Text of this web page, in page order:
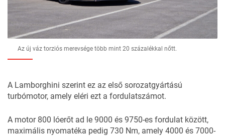
Az új váz torziós merevsége több mint 20 százalékkal nőtt.
A Lamborghini szerint ez az első sorozatgyártású
turbómotor, amely eléri ezt a fordulatszámot.
A motor 800 lóerőt ad le 9000 és 9750-es fordulat között,
maximális nyomatéka pedig 730 Nm, amely 4000 és 7000-